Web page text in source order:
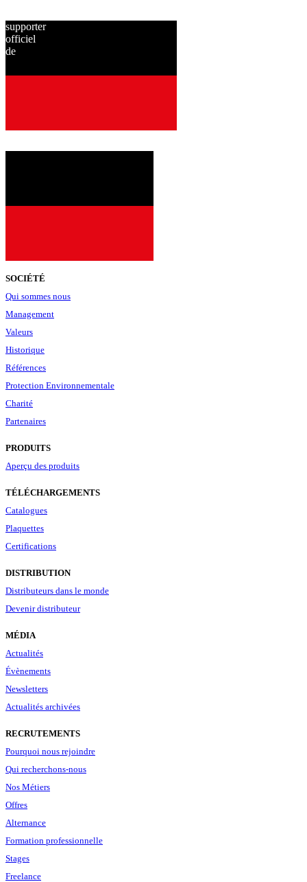
supporter
officiel
de
SOCIÉTÉ
Qui sommes nous
Management
Valeurs
Historique
Références
Protection Environnementale
Charité
Partenaires
PRODUITS
Aperçu des produits
TÉLÉCHARGEMENTS
Catalogues
Plaquettes
Certifications
DISTRIBUTION
Distributeurs dans le monde
Devenir distributeur
MÉDIA
Actualités
Évènements
Newsletters
Actualités archivées
RECRUTEMENTS
Pourquoi nous rejoindre
Qui recherchons-nous
Nos Métiers
Offres
Alternance
Formation professionnelle
Stages
Freelance